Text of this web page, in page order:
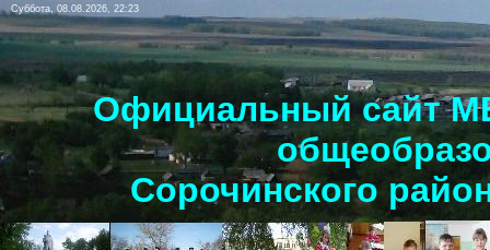
Суббота, 08.08.2026, 22:23
Официальный сайт
Сорочинского